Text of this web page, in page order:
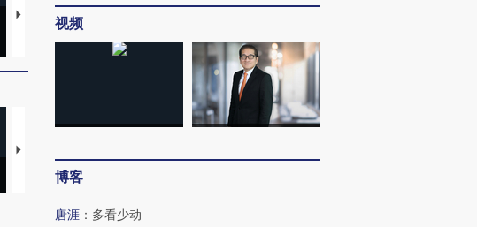
视线｜HYROX的吸金
术：是什么让中产们甘
育部长拱下台
【推广】走进第四届链博
会，让数智科技“链”接产
视频
博客
唐涯 ： 多看少动